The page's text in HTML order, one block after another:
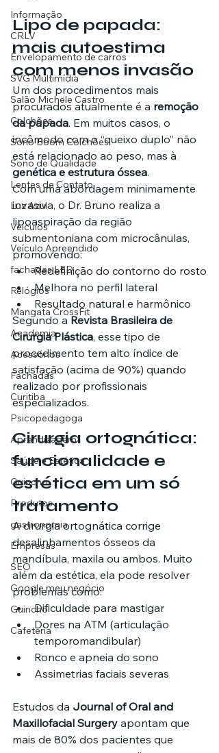
Informação
CRLV
Envelopamento de carros
SVG Multimídia
Salão Michele Castro
Colchões
Sono Boom Colchões
Sono de Qualidade
Lentes de Contato
Luz Azul
Veículos
Veículo Apreendido
fachadas LED
Relógios
Mangata CrossFit
Academia
Acessórios
Fachadas
Curitiba
Psicopedagoga
Aprendizagem
Saúde e Estética
Guincho
Produtos
gastronomia
Empresas
SEO
Google meu negócio
Guincho
Cafeteria
Lipo de papada:
mais autoestima
com menos invasão
Um dos procedimentos mais
procurados atualmente é a remoção
da papada. Em muitos casos, o
incômodo com o “queixo duplo” não
está relacionado ao peso, mas à
genética e estrutura óssea.
Com uma abordagem minimamente
invasiva, o Dr. Bruno realiza a
lipoaspiração da região
submentoniana com microcânulas,
promovendo:
Redefinição do contorno do rosto
Melhora no perfil lateral
Resultado natural e harmônico
Segundo a Revista Brasileira de
Cirurgia Plástica, esse tipo de
procedimento tem alto índice de
satisfação (acima de 90%) quando
realizado por profissionais
especializados.
Cirurgia ortognática:
funcionalidade e
estética em um só
tratamento
A cirurgia ortognática corrige
desalinhamentos ósseos da
mandíbula, maxila ou ambos. Muito
além da estética, ela pode resolver
problemas como:
Dificuldade para mastigar
Dores na ATM (articulação
temporomandibular)
Ronco e apneia do sono
Assimetrias faciais severas
Estudos da Journal of Oral and
Maxillofacial Surgery apontam que
mais de 80% dos pacientes que